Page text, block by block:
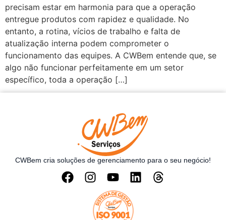
precisam estar em harmonia para que a operação
entregue produtos com rapidez e qualidade. No
entanto, a rotina, vícios de trabalho e falta de
atualização interna podem comprometer o
funcionamento das equipes. A CWBem entende que, se
algo não funcionar perfeitamente em um setor
específico, toda a operação […]
CWBem cria soluções de gerenciamento para o seu negócio!